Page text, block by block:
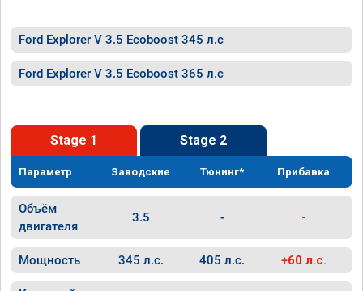
Ford Explorer V 3.5 Ecoboost 345 л.с
Ford Explorer V 3.5 Ecoboost 365 л.с
Stage 1 Stage 2
Параметр Заводские Тюнинг* Прибавка
Объём
двигателя
3.5 - -
Мощность 345 л.с. 405 л.с. +60 л.с.